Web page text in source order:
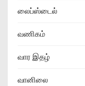
லைப்ஸ்டைல்
வணிகம்
வார இதழ்
வானிலை